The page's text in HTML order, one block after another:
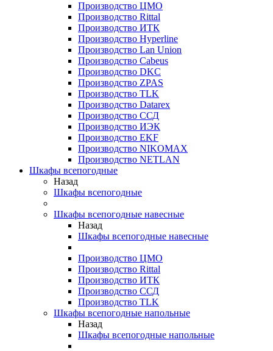
Производство ЦМО
Производство Rittal
Производство ИТК
Производство Hyperline
Производство Lan Union
Производство Cabeus
Производство DKC
Производство ZPAS
Производство TLK
Производство Datarex
Производство ССД
Производство ИЭК
Производство EKF
Производство NIKOMAX
Производство NETLAN
Шкафы всепогодные
Назад
Шкафы всепогодные
Шкафы всепогодные навесные
Назад
Шкафы всепогодные навесные
Производство ЦМО
Производство Rittal
Производство ИТК
Производство ССД
Производство TLK
Шкафы всепогодные напольные
Назад
Шкафы всепогодные напольные